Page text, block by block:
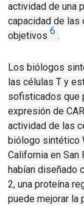
actividad de una
capacidad de las
objetivos6 .
Los biólogos
las células T y
sofisticados que
expresión de
actividad de las
biólogo sintético
California en
habían diseñado
2, una proteína
puede mejorar la